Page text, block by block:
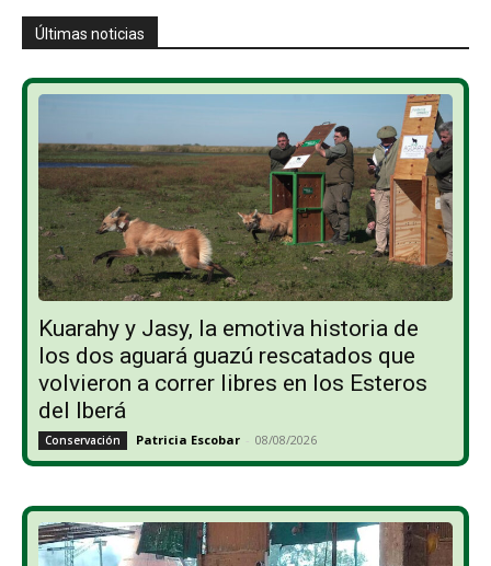
Últimas noticias
Kuarahy y Jasy, la emotiva historia de
los dos aguará guazú rescatados que
volvieron a correr libres en los Esteros
del Iberá
Conservación Patricia Escobar - 08/08/2026